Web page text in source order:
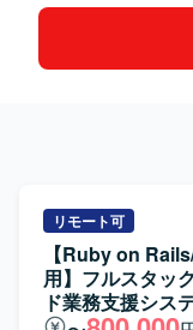
リモート可
【Ruby on
用】フルスタッ
ド業務支援シス